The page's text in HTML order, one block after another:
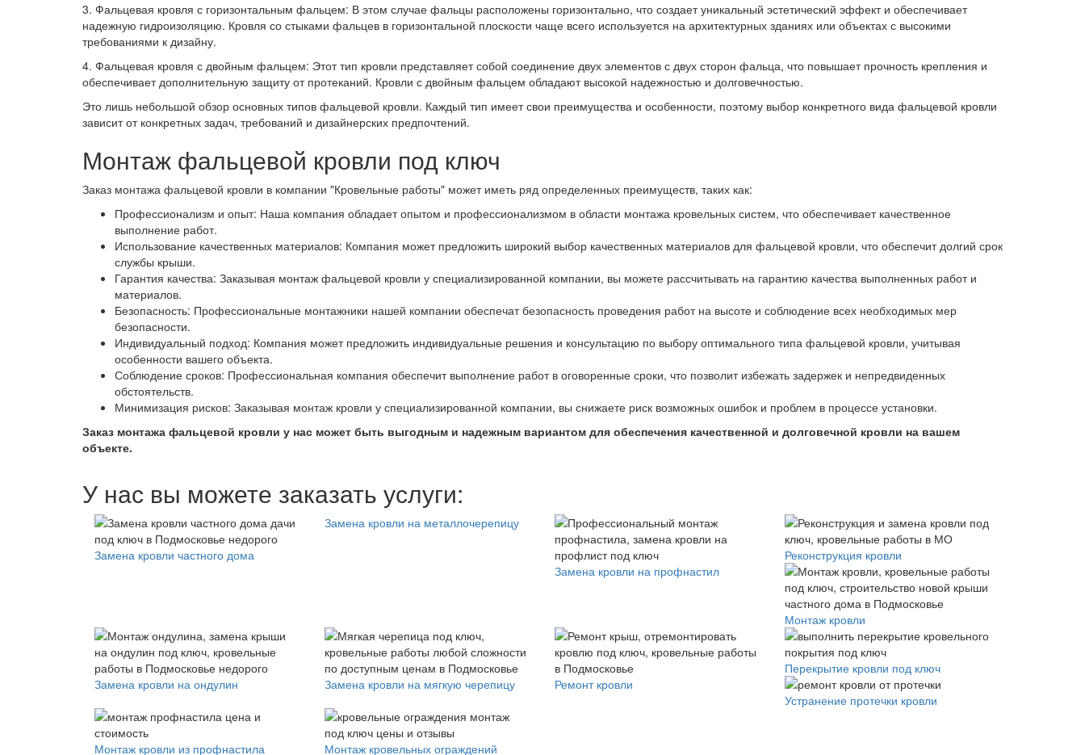
3. Фальцевая кровля с горизонтальным фальцем: В этом случае фальцы расположены горизонтально, что создает уникальный эстетический эффект и обеспечивает
надежную гидроизоляцию. Кровля со стыками фальцев в горизонтальной плоскости чаще всего используется на архитектурных зданиях или объектах с высокими
требованиями к дизайну.
4. Фальцевая кровля с двойным фальцем: Этот тип кровли представляет собой соединение двух элементов с двух сторон фальца, что повышает прочность крепления и
обеспечивает дополнительную защиту от протеканий. Кровли с двойным фальцем обладают высокой надежностью и долговечностью.
Это лишь небольшой обзор основных типов фальцевой кровли. Каждый тип имеет свои преимущества и особенности, поэтому выбор конкретного вида фальцевой кровли
зависит от конкретных задач, требований и дизайнерских предпочтений.
Монтаж фальцевой кровли под ключ
Заказ монтажа фальцевой кровли в компании "Кровельные работы" может иметь ряд определенных преимуществ, таких как:
Профессионализм и опыт: Наша компания обладает опытом и профессионализмом в области монтажа кровельных систем, что обеспечивает качественное
выполнение работ.
Использование качественных материалов: Компания может предложить широкий выбор качественных материалов для фальцевой кровли, что обеспечит долгий срок
службы крыши.
Гарантия качества: Заказывая монтаж фальцевой кровли у специализированной компании, вы можете рассчитывать на гарантию качества выполненных работ и
материалов.
Безопасность: Профессиональные монтажники нашей компании обеспечат безопасность проведения работ на высоте и соблюдение всех необходимых мер
безопасности.
Индивидуальный подход: Компания может предложить индивидуальные решения и консультацию по выбору оптимального типа фальцевой кровли, учитывая
особенности вашего объекта.
Соблюдение сроков: Профессиональная компания обеспечит выполнение работ в оговоренные сроки, что позволит избежать задержек и непредвиденных
обстоятельств.
Минимизация рисков: Заказывая монтаж кровли у специализированной компании, вы снижаете риск возможных ошибок и проблем в процессе установки.
Заказ монтажа фальцевой кровли у нас может быть выгодным и надежным вариантом для обеспечения качественной и долговечной кровли на вашем
объекте.
У нас вы можете заказать услуги:
Замена кровли частного дома
Замена кровли на металлочерепицу
Замена кровли на профнастил
Реконструкция кровли
Монтаж кровли
Замена кровли на ондулин Замена кровли на мягкую черепицу Ремонт кровли
Перекрытие кровли под ключ
Устранение протечки кровли
Монтаж кровли из профнастила Монтаж кровельных ограждений